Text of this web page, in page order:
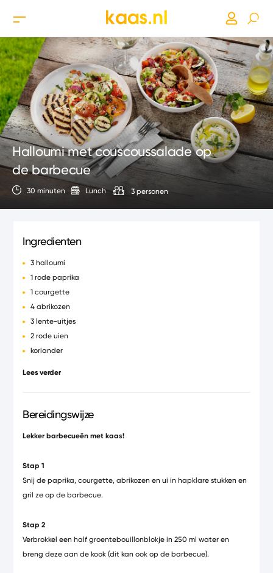
Halloumi met couscoussalade op
de barbecue
30 minuten Lunch 3 personen
Ingredienten
3 halloumi
1 rode paprika
1 courgette
4 abrikozen
3 lente-uitjes
2 rode uien
koriander
munt
handvol witte rozijnen
olijfolie & citroensap
Lees verder
Bereidingswijze
Lekker barbecueën met kaas!
Stap 1
Snij de paprika, courgette, abrikozen en ui in hapklare stukken en
gril ze op de barbecue.
Stap 2
Verbrokkel een half groentebouillonblokje in 250 ml water en
breng deze aan de kook (dit kan ook op de barbecue).